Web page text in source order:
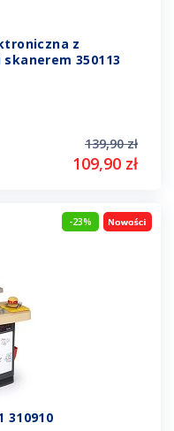
z
350113
139,90 zł
109,90 zł
-23%
310910